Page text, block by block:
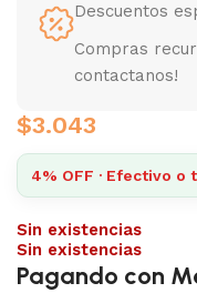
Descuentos
Compras
contactanos!
$3.043
4% OFF · Efectivo
Sin existencias
Sin existencias
Pagando con